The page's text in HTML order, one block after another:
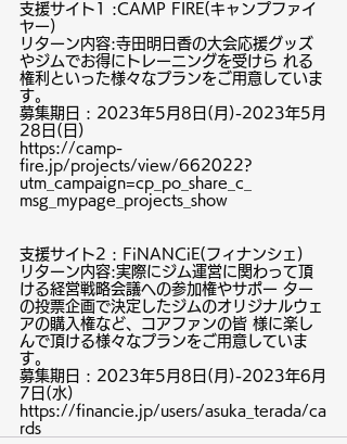
支援サイト1 :CAMP FIRE(キャンプファイ
ヤー)
リターン内容:寺田明日香の大会応援グッズ
やジムでお得にトレーニングを受けら れる
権利といった様々なプランをご用意していま
す。
募集期日 : 2023年5月8日(月)-2023年5月
28日(日)
https://camp-
fire.jp/projects/view/662022?
utm_campaign=cp_po_share_c_
msg_mypage_projects_show
支援サイト2 : FiNANCiE(フィナンシェ)
リターン内容:実際にジム運営に関わって頂
ける経営戦略会議への参加権やサポー ター
の投票企画で決定したジムのオリジナルウェ
アの購入権など、コアファンの皆 様に楽し
んで頂ける様々なプランをご用意していま
す。
募集期日 : 2023年5月8日(月)-2023年6月
7日(水)
https://financie.jp/users/asuka_terada/ca
rds